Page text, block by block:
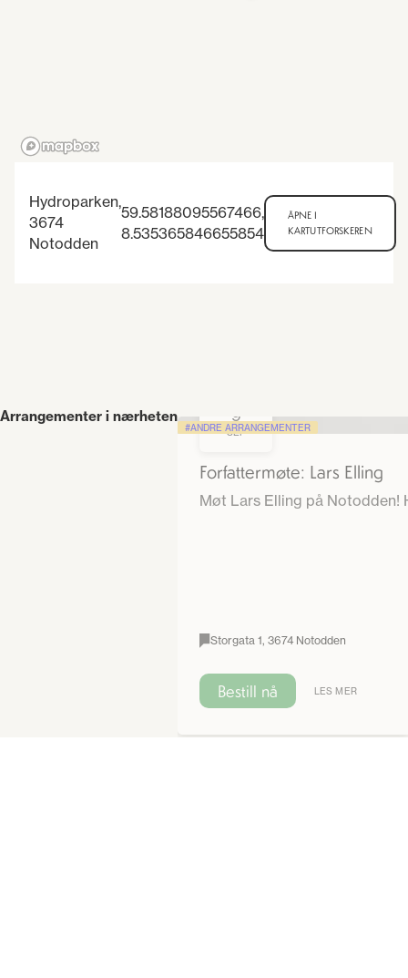
Hydroparken,
3674
Notodden
59.58188095567466,
8.535365846655854
ÅPNE I
KARTUTFORSKEREN
Arrangementer i nærheten
ANDRE ARRANGEMENTER
9
SEP
Forfattermøte: Lars Elling
Møt Lars Elling på Notodden!
Storgata 1, 3674 Notodden
Bestill nå LES MER